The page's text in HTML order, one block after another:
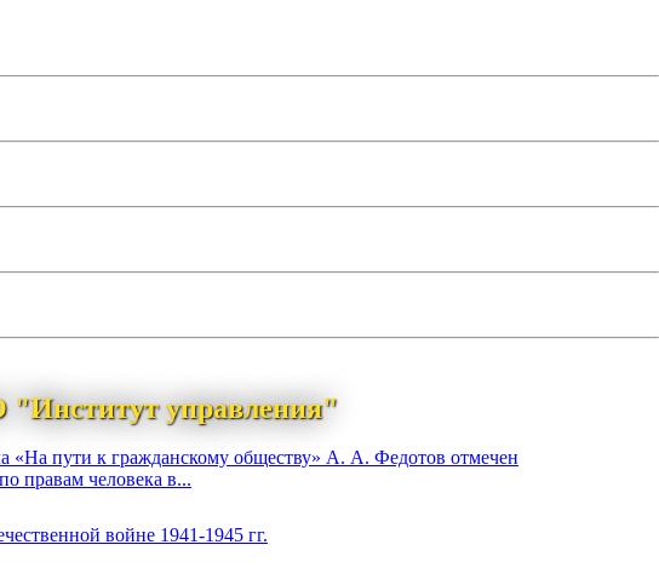
управления"
«На пути к гражданскому обществу» А. А. Федотов отмечен
правам человека в...
войне 1941-1945 гг.